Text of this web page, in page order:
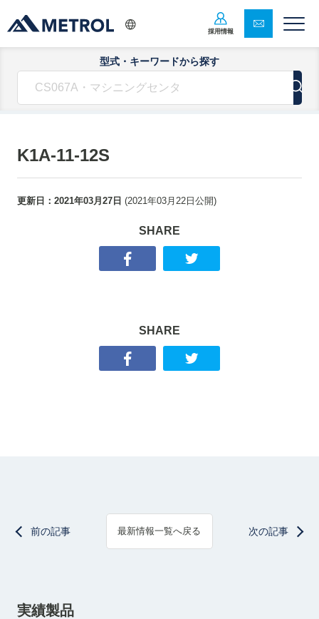
採用情報
型式・キーワードから探す
K1A-11-12S
更新日： 2021年03月27日 (2021年03月22日 公開)
SHARE
SHARE
前の記事 最新情報一覧へ戻る 次の記事
実績製品